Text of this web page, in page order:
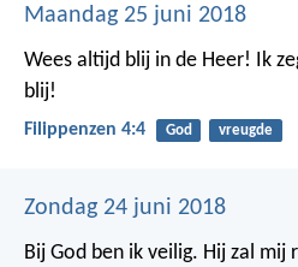
Maandag 25 juni 2018
Wees altijd blij in de Heer! Ik
blij!
Filippenzen 4:4 God vreugde
Zondag 24 juni 2018
Bij God ben ik veilig. Hij zal mij